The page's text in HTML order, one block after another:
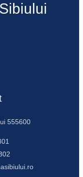
555600